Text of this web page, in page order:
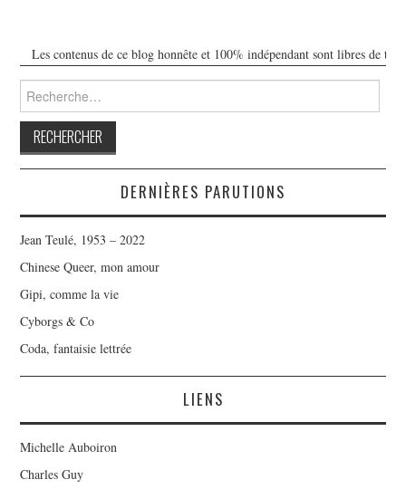
Les contenus de ce blog honnête et 100% indépendant sont libres de toute
DERNIÈRES PARUTIONS
Jean Teulé, 1953 – 2022
Chinese Queer, mon amour
Gipi, comme la vie
Cyborgs & Co
Coda, fantaisie lettrée
LIENS
Michelle Auboiron
Charles Guy